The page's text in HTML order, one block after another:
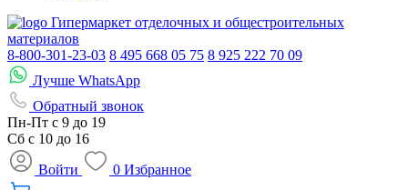
Гипермаркет отделочных и общестроительных
материалов
8-800-301-23-03 8 495 668 05 75 8 925 222 70 09
Лучше WhatsApp
Обратный звонок
Пн-Пт с 9 до 19
Сб с 10 до 16
Войти
0 Избранное